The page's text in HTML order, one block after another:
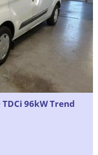
96kW Trend